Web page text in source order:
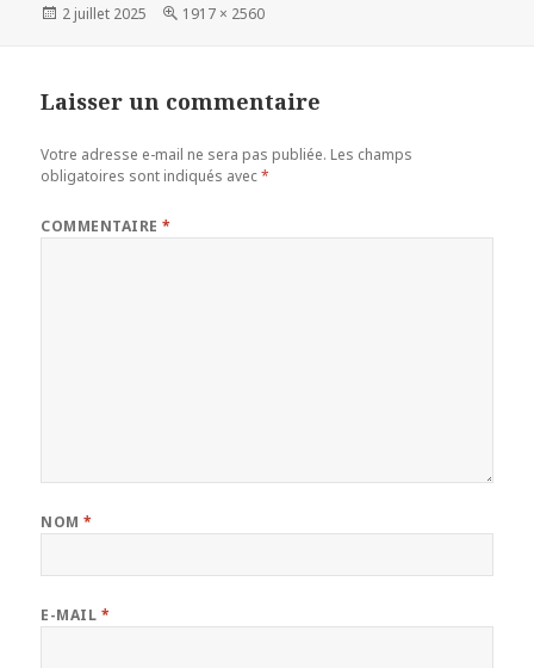
Publié
2 juillet 2025
Taille
1917 × 2560
Laisser un commentaire
Votre adresse e-mail ne sera pas publiée. Les champs
obligatoires sont indiqués avec*
COMMENTAIRE*
NOM*
E-MAIL *